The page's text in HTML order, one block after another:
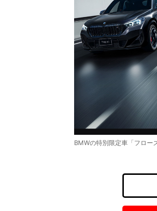
BMWの特別限定車「フロー